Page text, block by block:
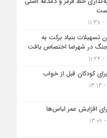
تسهیلات بنیاد برکت به
در شهرضا اختصاص یافت
افزایش عمر لباس‌ها